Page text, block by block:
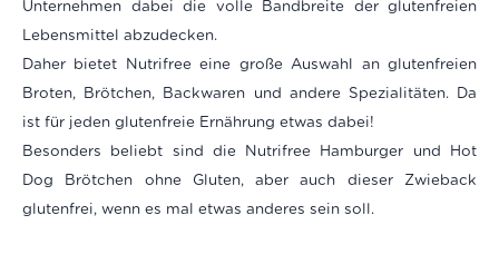
Unternehmen dabei die volle Bandbreite der glutenfreien
Lebensmittel abzudecken.
Daher bietet Nutrifree eine große Auswahl an glutenfreien
Broten, Brötchen, Backwaren und andere Spezialitäten. Da
ist für jeden glutenfreie Ernährung etwas dabei!
Besonders beliebt sind die Nutrifree Hamburger und Hot
Dog Brötchen ohne Gluten, aber auch dieser Zwieback
glutenfrei, wenn es mal etwas anderes sein soll.